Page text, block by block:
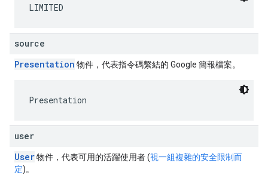
LIMITED
source
Presentation 物件，代表指令碼繫結的 Google 簡報檔案。
Presentation
user
User物件，代表可用的活躍使用者 (視一組複雜的安全限制而
定)。